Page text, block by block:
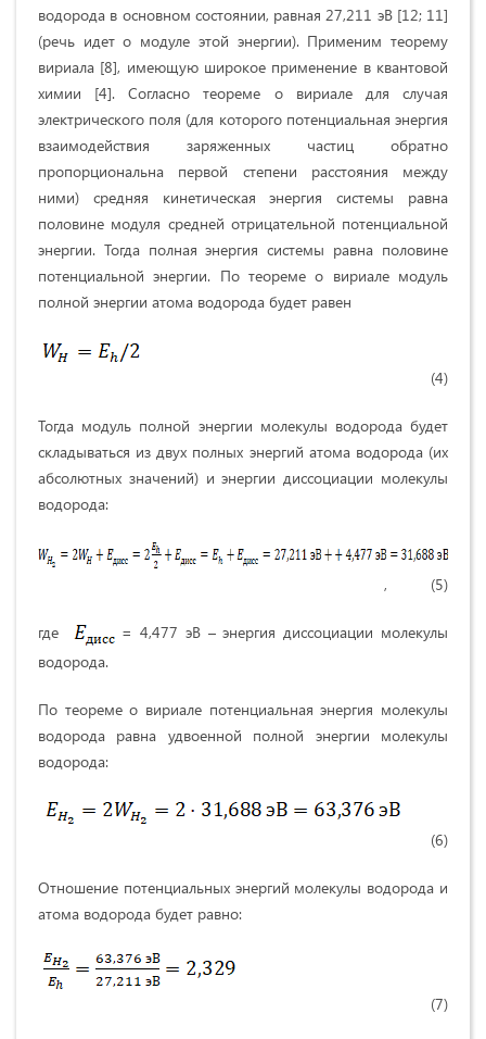
водорода в основном состоянии, равная 27,211 эВ [12; 11]
(речь идет о модуле этой энергии). Применим теорему
вириала [8], имеющую широкое применение в квантовой
химии [4]. Согласно теореме о вириале для случая
электрического поля (для которого потенциальная энергия
взаимодействия заряженных частиц обратно
пропорциональна первой степени расстояния между
ними) средняя кинетическая энергия системы равна
половине модуля средней отрицательной потенциальной
энергии. Тогда полная энергия системы равна половине
потенциальной энергии. По теореме о вириале модуль
полной энергии атома водорода будет равен
(4)
Тогда модуль полной энергии молекулы водорода будет
складываться из двух полных энергий атома водорода (их
абсолютных значений) и энергии диссоциации молекулы
водорода:
, (5)
где
= 4,477 эВ – энергия диссоциации молекулы
водорода.
По теореме о вириале потенциальная энергия молекулы
водорода равна удвоенной полной энергии молекулы
водорода:
(6)
Отношение потенциальных энергий молекулы водорода и
атома водорода будет равно:
(7)